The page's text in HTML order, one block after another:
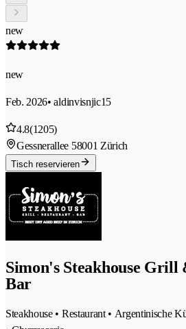
new
new
Feb. 2026• aldinvisnjic15
4.8(1205)
Gessnerallee 58001 Zürich
Tisch reservieren
Simon's Steakhouse
Bar
Steakhouse • Restaurant • Argentinische